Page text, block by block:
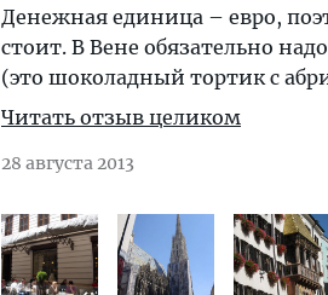
Денежная единица – евро,
стоит. В Вене обязательно
(это шоколадный тортик с
Читать отзыв целиком
28 августа 2013